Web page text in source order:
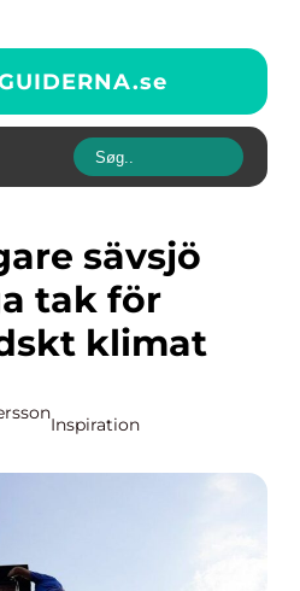
se
tak för
klimat
Inspiration